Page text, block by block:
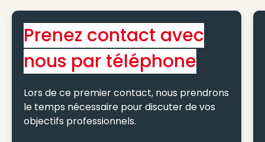
Prenez contact avec
nous par téléphone
Lors de ce premier contact, nous prendrons
le temps nécessaire pour discuter de vos
objectifs professionnels.